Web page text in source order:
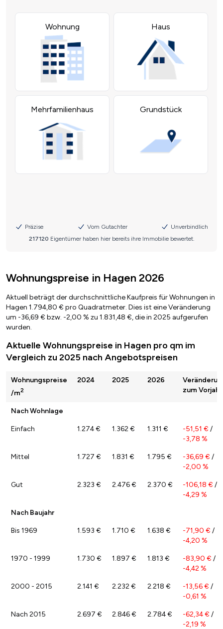
Wohnungspreise in Hagen 2026
Aktuell beträgt der durchschnittliche Kaufpreis für Wohnungen in
Hagen 1.794,80 € pro Quadratmeter. Dies ist eine Veränderung
um -36,69 € bzw. -2,00 % zu 1.831,48 €, die in 2025 aufgerufen
wurden.
Aktuelle Wohnungspreise in Hagen pro qm im
Vergleich zu 2025 nach Angebotspreisen
Wohnungspreise
/m2
2024 2025 2026
zum Vorjahr
Nach Wohnlage
Einfach 1.274 € 1.362 € 1.311 € -51,51 € /
-3,78 %
Mittel 1.727 € 1.831 € 1.795 € -36,69 € /
-2,00 %
Gut 2.323 € 2.476 € 2.370 € -106,18 € /
-4,29 %
Nach Baujahr
Bis 1969 1.593 € 1.710 € 1.638 € -71,90 € /
-4,20 %
1970 - 1999 1.730 € 1.897 € 1.813 € -83,90 € /
-4,42 %
2000 - 2015 2.141 € 2.232 € 2.218 € -13,56 € /
-0,61 %
Nach 2015 2.697 € 2.846 € 2.784 € -62,34 € /
-2,19 %